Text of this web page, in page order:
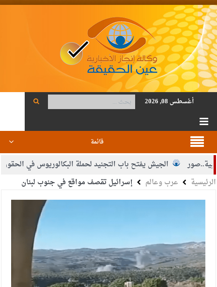
أغسطس 08, 2026
قائمة
الجيش يفتح باب التجنيد لحملة البكالوريوس في الحقوق
القاضي محمود أحمد فريحات.. مبارك ومزيدا من التوفيق
الرئيسية عرب وعالم إسرائيل تقصف مواقع في جنوب لبنان